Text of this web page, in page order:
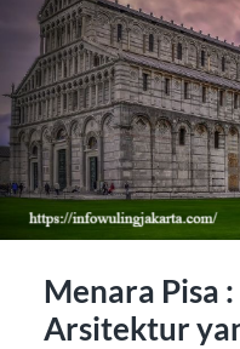
Menara Pisa
Arsitektur